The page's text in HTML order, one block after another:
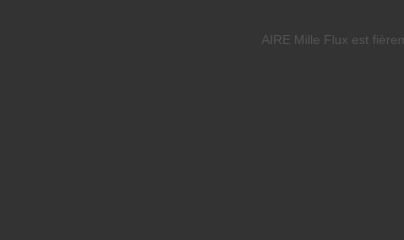
AIRE Mille Flux est